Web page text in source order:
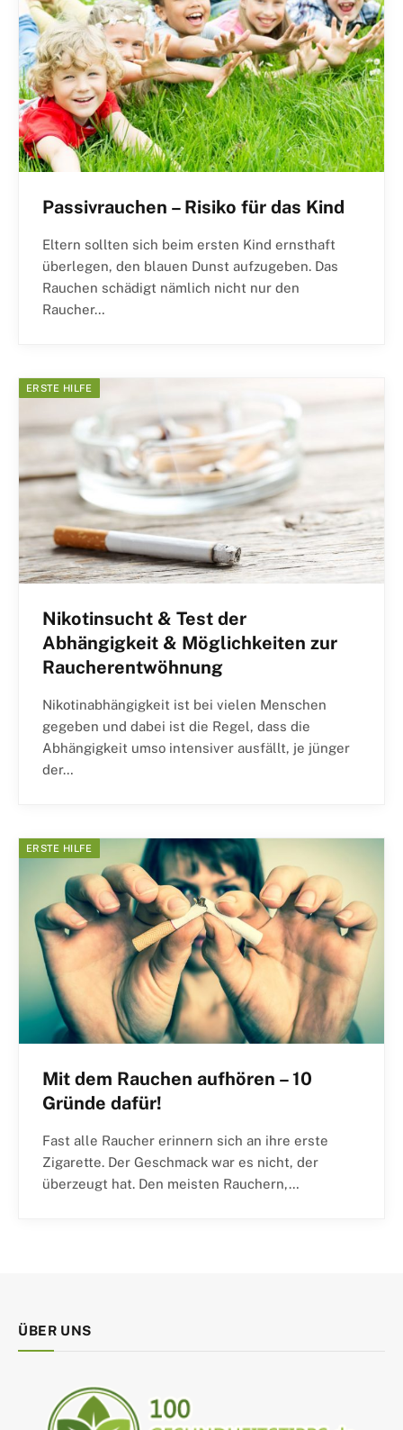
Passivrauchen – Risiko für das Kind
Eltern sollten sich beim ersten Kind ernsthaft
überlegen, den blauen Dunst aufzugeben. Das
Rauchen schädigt nämlich nicht nur den
Raucher…
ERSTE HILFE
Nikotinsucht & Test der
Abhängigkeit & Möglichkeiten zur
Raucherentwöhnung
Nikotinabhängigkeit ist bei vielen Menschen
gegeben und dabei ist die Regel, dass die
Abhängigkeit umso intensiver ausfällt, je jünger
der…
ERSTE HILFE
Mit dem Rauchen aufhören – 10
Gründe dafür!
Fast alle Raucher erinnern sich an ihre erste
Zigarette. Der Geschmack war es nicht, der
überzeugt hat. Den meisten Rauchern,…
ÜBER UNS